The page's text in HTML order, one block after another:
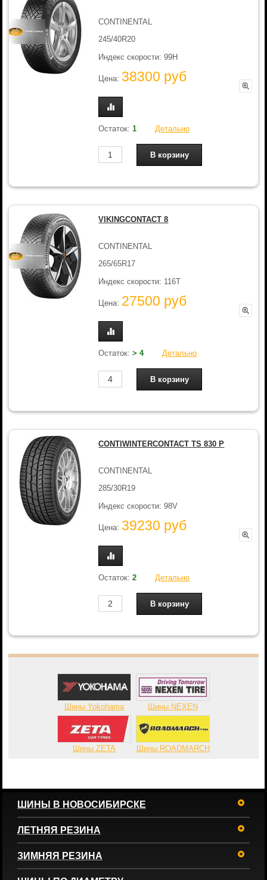
CONTINENTAL
245/40R20
Индекс скорости: 99H
Цена: 38300 руб
Остаток: 1 Детально
VIKINGCONTACT 8
CONTINENTAL
265/65R17
Индекс скорости: 116T
Цена: 27500 руб
Остаток:> 4 Детально
CONTIWINTERCONTACT TS 830 P
CONTINENTAL
285/30R19
Индекс скорости: 98V
Цена: 39230 руб
Остаток:2 Детально
Шины Yokohama Шины NEXEN
Шины ZETA Шины ROADMARCH
ШИНЫ В НОВОСИБИРСКЕ
ЛЕТНЯЯ РЕЗИНА
ЗИМНЯЯ РЕЗИНА